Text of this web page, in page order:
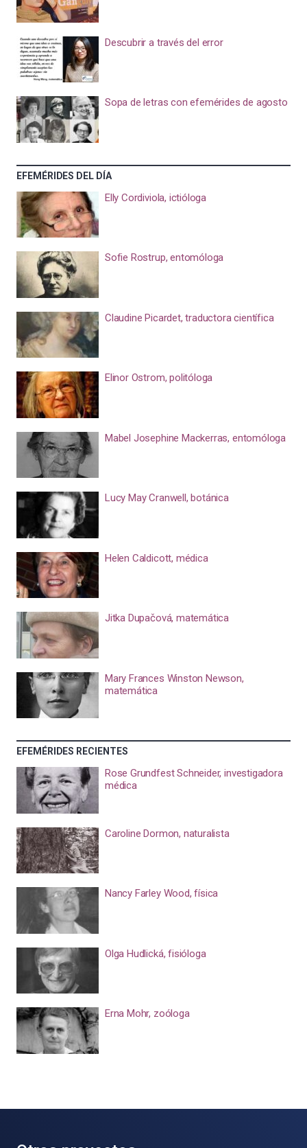
Descubrir a través del error
Sopa de letras con efemérides de agosto
EFEMÉRIDES DEL DÍA
Elly Cordiviola, ictióloga
Sofie Rostrup, entomóloga
Claudine Picardet, traductora científica
Elinor Ostrom, politóloga
Mabel Josephine Mackerras, entomóloga
Lucy May Cranwell, botánica
Helen Caldicott, médica
Jitka Dupačová, matemática
Mary Frances Winston Newson,
matemática
EFEMÉRIDES RECIENTES
Rose Grundfest Schneider, investigadora
médica
Caroline Dormon, naturalista
Nancy Farley Wood, física
Olga Hudlická, fisióloga
Erna Mohr, zoóloga